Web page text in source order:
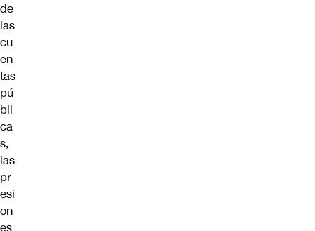
de
las
cu
en
tas
pú
bli
ca
s,
las
pr
esi
on
es